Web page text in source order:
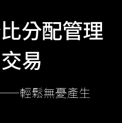
分配管理
易
輕鬆無憂產生